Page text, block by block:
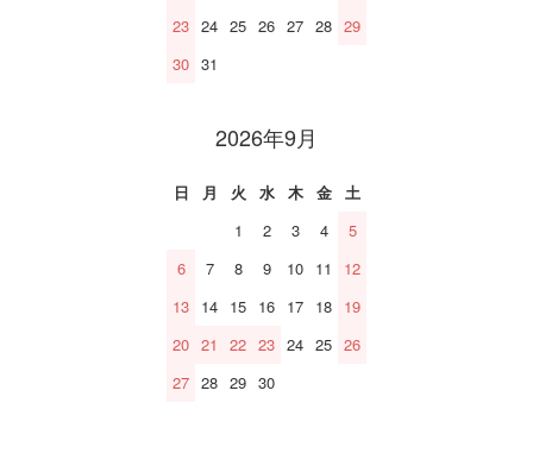
23 24 25 26 27 28 29
30 31
2026年9月
日 月 火 水 木 金
土
1
2 3 4
5
6
7 8 9 10 11
12
13 14 15 16 17 18 19
20 21 22 23 24 25 26
27 28 29 30